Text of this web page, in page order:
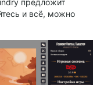
и всё, можно